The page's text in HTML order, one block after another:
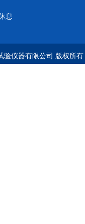
息
验仪器有限公司 版权所